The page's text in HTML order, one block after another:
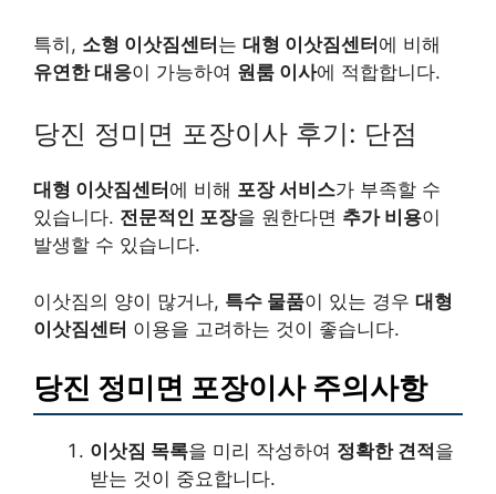
특히, 소형 이삿짐센터는 대형 이삿짐센터에 비해
유연한 대응이 가능하여 원룸 이사에 적합합니다.
당진 정미면 포장이사 후기: 단점
대형 이삿짐센터 에 비해 포장 서비스가 부족할 수
있습니다. 전문적인 포장을 원한다면 추가 비용이
발생할 수 있습니다.
이삿짐의 양이 많거나, 특수 물품이 있는 경우 대형
이삿짐센터 이용을 고려하는 것이 좋습니다.
당진 정미면 포장이사 주의사항
이삿짐 목록을 미리 작성하여 정확한 견적 을
받는 것이 중요합니다.